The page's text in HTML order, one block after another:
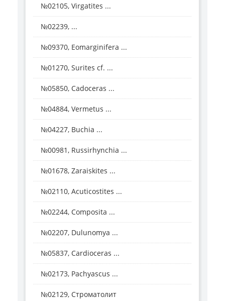
№02105, Virgatites ...
№02239, ...
№09370, Eomarginifera ...
№01270, Surites cf. ...
№05850, Cadoceras ...
№04884, Vermetus ...
№04227, Buchia ...
№00981, Russirhynchia ...
№01678, Zaraiskites ...
№02110, Acuticostites ...
№02244, Composita ...
№02207, Dulunomya ...
№05837, Cardioceras ...
№02173, Pachyascus ...
№02129, Строматолит